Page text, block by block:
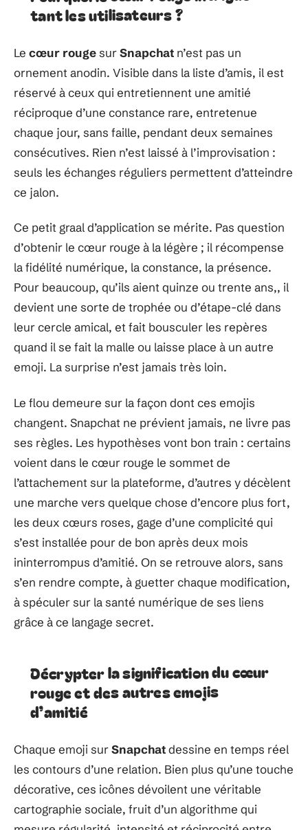
tant les utilisateurs ?
Le cœur rougesurSnapchat n’est pas un
ornement anodin. Visible dans la liste d’amis, il est
réservé à ceux qui entretiennent une amitié
réciproque d’une constance rare, entretenue
chaque jour, sans faille, pendant deux semaines
consécutives. Rien n’est laissé à l’improvisation :
seuls les échanges réguliers permettent d’atteindre
ce jalon.
Ce petit graal d’application se mérite. Pas question
d’obtenir le cœur rouge à la légère ; il récompense
la fidélité numérique, la constance, la présence.
Pour beaucoup, qu’ils aient quinze ou trente ans,, il
devient une sorte de trophée ou d’étape-clé dans
leur cercle amical, et fait bousculer les repères
quand il se fait la malle ou laisse place à un autre
emoji. La surprise n’est jamais très loin.
Le flou demeure sur la façon dont ces emojis
changent. Snapchat ne prévient jamais, ne livre pas
ses règles. Les hypothèses vont bon train : certains
voient dans le cœur rouge le sommet de
l’attachement sur la plateforme, d’autres y décèlent
une marche vers quelque chose d’encore plus fort,
les deux cœurs roses, gage d’une complicité qui
s’est installée pour de bon après deux mois
ininterrompus d’amitié. On se retrouve alors, sans
s’en rendre compte, à guetter chaque modification,
à spéculer sur la santé numérique de ses liens
grâce à ce langage secret.
Décrypter la signification du cœur
rouge et des autres emojis
d’amitié
Chaque emoji surSnapchatdessine en temps réel
les contours d’une relation. Bien plus qu’une touche
décorative, ces icônes dévoilent une véritable
cartographie sociale, fruit d’un algorithme qui